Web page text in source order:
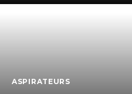
ASPIRATEURS